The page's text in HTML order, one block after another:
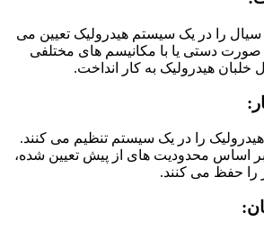
را در یک سیستم هیدرولیک تعیین می
صورت دستی یا با مکانیسم های مختلفی
خلبان هیدرولیک به کار انداخت.
را در یک سیستم تنظیم می کنند.
بر اساس محدودیت های از پیش تعیین شده،
حفظ می کنند.